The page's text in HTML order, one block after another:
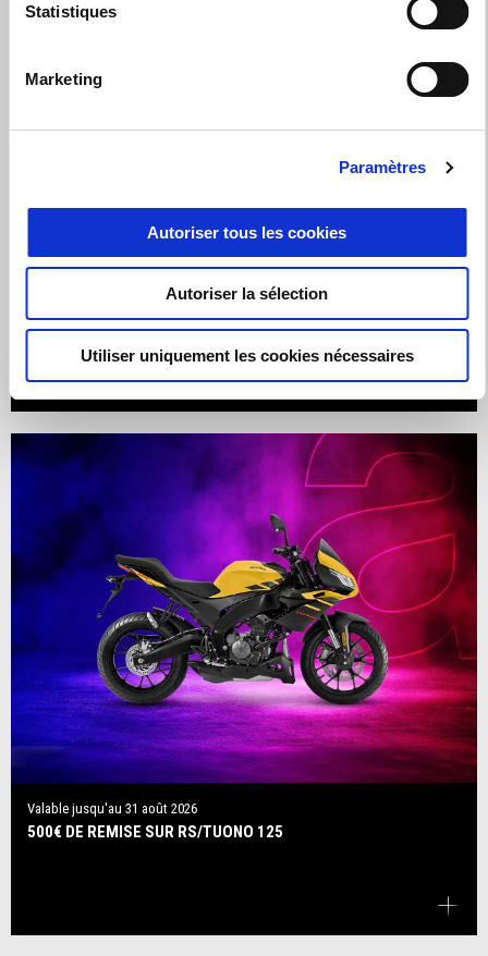
Statistiques
Marketing
Paramètres
Autoriser tous les cookies
Autoriser la sélection
Utiliser uniquement les cookies nécessaires
31 août 2026
Valable jusqu'au 31 août 2026
500€ DE REMISE SUR RS/TUONO 125